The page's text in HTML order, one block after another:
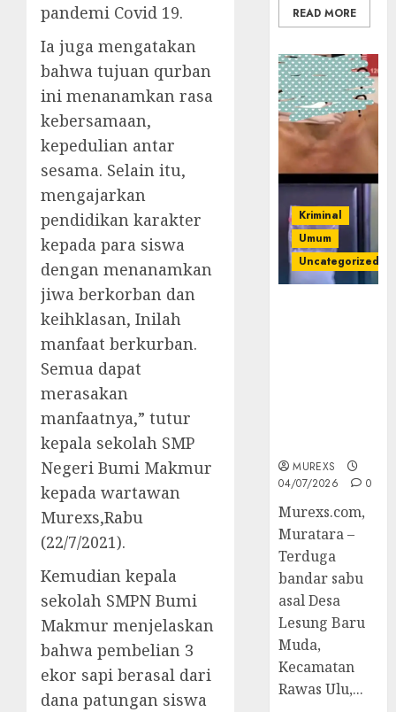
pandemi Covid 19.
Ia juga mengatakan
bahwa tujuan qurban
ini menanamkan rasa
kebersamaan,
kepedulian antar
sesama. Selain itu,
mengajarkan
pendidikan karakter
kepada para siswa
dengan menanamkan
jiwa berkorban dan
keihklasan, Inilah
manfaat berkurban.
Semua dapat
merasakan
manfaatnya,” tutur
kepala sekolah SMP
Negeri Bumi Makmur
kepada wartawan
Murexs,Rabu
(22/7/2021).
Kemudian kepala
sekolah SMPN Bumi
Makmur menjelaskan
bahwa pembelian 3
ekor sapi berasal dari
dana patungan siswa
READ MORE
Kriminal
Umum
Uncategorized
MUREXS
04/07/2026
0
Murexs.com,
Muratara –
Terduga
bandar sabu
asal Desa
Lesung Baru
Muda,
Kecamatan
Rawas Ulu,...